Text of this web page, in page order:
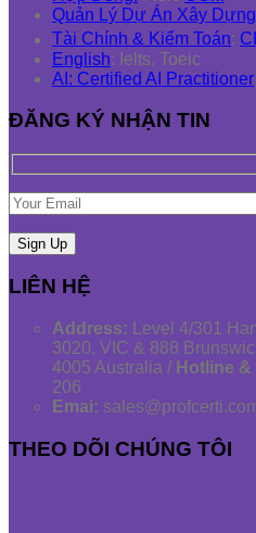
Quản Lý Dự Án Xây Dựng
Tài Chính & Kiểm Toán:
English: Ielts, Toeic
AI: Certified AI Practitioner
ĐĂNG KÝ NHẬN TIN
LIÊN HỆ
Address: Level 4/301
3020, VIC & 888
4005 Australia / Hotline
206
Emai:
THEO DÕI CHÚNG TÔI